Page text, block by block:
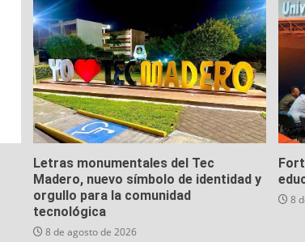
Letras monumentales del Tec
Madero, nuevo símbolo de identidad y
orgullo para la comunidad
tecnológica
8 de agosto de 2026
8